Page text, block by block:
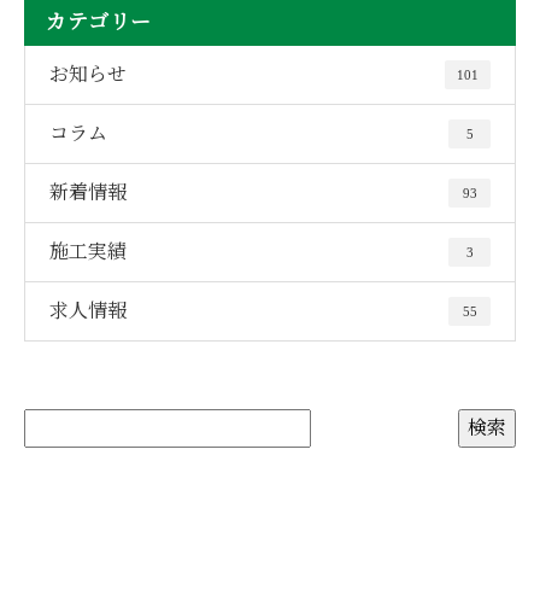
カテゴリー
お知らせ 101
コラム 5
新着情報 93
施工実績 3
求人情報 55